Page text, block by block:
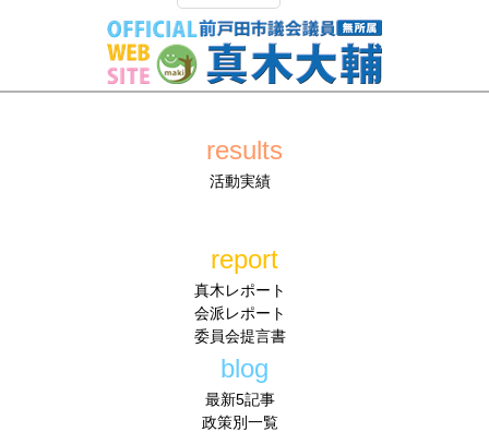
results
活動実績
report
真木レポート
会派レポート
委員会提言書
blog
最新5記事
政策別一覧